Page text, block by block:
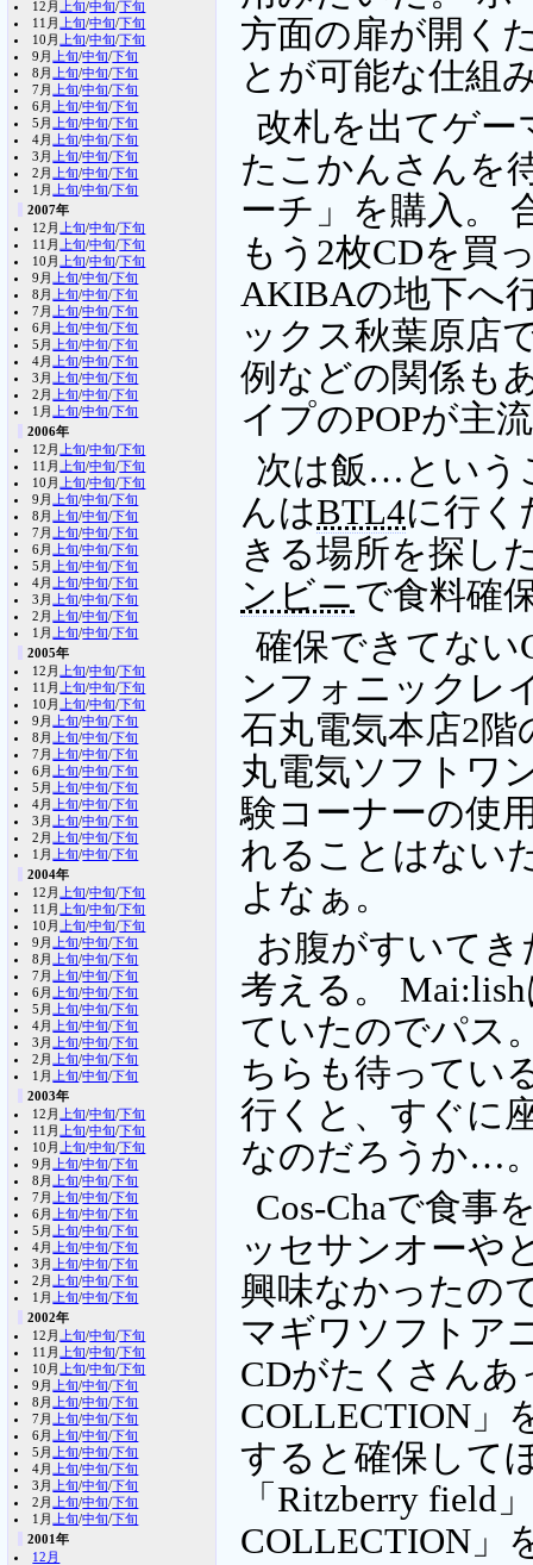
方面の扉が開く
とが可能な仕組
改札を出てゲー
たこかんさんを
ーチ」を購入。
もう2枚CDを買
AKIBAの地下へ
ックス秋葉原店
例などの関係も
イプのPOPが主
次は飯…という
んはBTL4に行く
きる場所を探し
ンビニで食料確
確保できてない
ンフォニックレ
石丸電気本店2
丸電気ソフトワ
験コーナーの使
れることはない
よなぁ。
お腹がすいて
考える。
ていたのでパス
ちらも待ってい
行くと、すぐに
なのだろうか…
Cos-Chaで食事
ッセサンオーや
興味なかったの
マギワソフトア
CDがたくさん
COLLECTION」
すると確保して
「Ritzberry field
COLLECTION」
12月 上旬/中旬/下旬
11月 上旬/中旬/下旬
10月 上旬/中旬/下旬
9月 上旬/中旬/下旬
8月 上旬/中旬/下旬
7月 上旬/中旬/下旬
6月 上旬/中旬/下旬
5月 上旬/中旬/下旬
4月 上旬/中旬/下旬
3月 上旬/中旬/下旬
2月 上旬/中旬/下旬
1月 上旬/中旬/下旬
2007年
12月 上旬/中旬/下旬
11月 上旬/中旬/下旬
10月 上旬/中旬/下旬
9月 上旬/中旬/下旬
8月 上旬/中旬/下旬
7月 上旬/中旬/下旬
6月 上旬/中旬/下旬
5月 上旬/中旬/下旬
4月 上旬/中旬/下旬
3月 上旬/中旬/下旬
2月 上旬/中旬/下旬
1月 上旬/中旬/下旬
2006年
12月 上旬/中旬/下旬
11月 上旬/中旬/下旬
10月 上旬/中旬/下旬
9月 上旬/中旬/下旬
8月 上旬/中旬/下旬
7月 上旬/中旬/下旬
6月 上旬/中旬/下旬
5月 上旬/中旬/下旬
4月 上旬/中旬/下旬
3月 上旬/中旬/下旬
2月 上旬/中旬/下旬
1月 上旬/中旬/下旬
2005年
12月 上旬/中旬/下旬
11月 上旬/中旬/下旬
10月 上旬/中旬/下旬
9月 上旬/中旬/下旬
8月 上旬/中旬/下旬
7月 上旬/中旬/下旬
6月 上旬/中旬/下旬
5月 上旬/中旬/下旬
4月 上旬/中旬/下旬
3月 上旬/中旬/下旬
2月 上旬/中旬/下旬
1月 上旬/中旬/下旬
2004年
12月 上旬/中旬/下旬
11月 上旬/中旬/下旬
10月 上旬/中旬/下旬
9月 上旬/中旬/下旬
8月 上旬/中旬/下旬
7月 上旬/中旬/下旬
6月 上旬/中旬/下旬
5月 上旬/中旬/下旬
4月 上旬/中旬/下旬
3月 上旬/中旬/下旬
2月 上旬/中旬/下旬
1月 上旬/中旬/下旬
2003年
12月 上旬/中旬/下旬
11月 上旬/中旬/下旬
10月 上旬/中旬/下旬
9月 上旬/中旬/下旬
8月 上旬/中旬/下旬
7月 上旬/中旬/下旬
6月 上旬/中旬/下旬
5月 上旬/中旬/下旬
4月 上旬/中旬/下旬
3月 上旬/中旬/下旬
2月 上旬/中旬/下旬
1月 上旬/中旬/下旬
2002年
12月 上旬/中旬/下旬
11月 上旬/中旬/下旬
10月 上旬/中旬/下旬
9月 上旬/中旬/下旬
8月 上旬/中旬/下旬
7月 上旬/中旬/下旬
6月 上旬/中旬/下旬
5月 上旬/中旬/下旬
4月 上旬/中旬/下旬
3月 上旬/中旬/下旬
2月 上旬/中旬/下旬
1月 上旬/中旬/下旬
2001年
12月